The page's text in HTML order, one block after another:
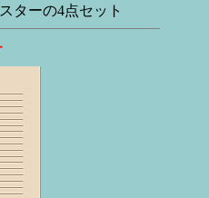
ターの4点セット